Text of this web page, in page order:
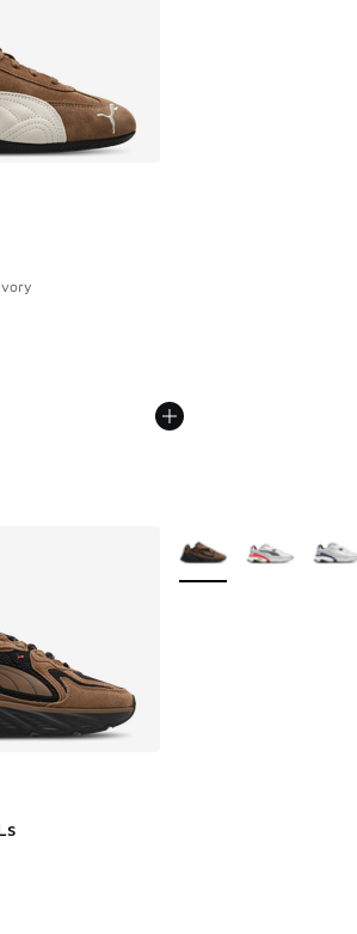
Prix en baisse de € 109,99 à
Prix en baisse de € 119,99 à
Plus de couleurs